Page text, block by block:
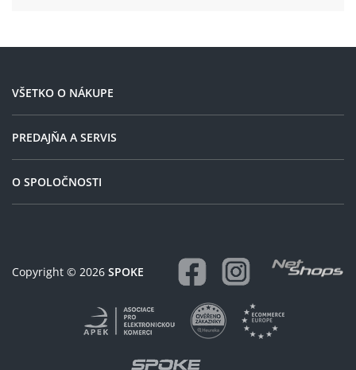
na druhy den skladom rychle
v tomto obchode
jako dárek pod stromeček.
VŠETKO O NÁKUPE
PREDAJŇA A SERVIS
O SPOLOČNOSTI
Copyright © 2026 SPOKE